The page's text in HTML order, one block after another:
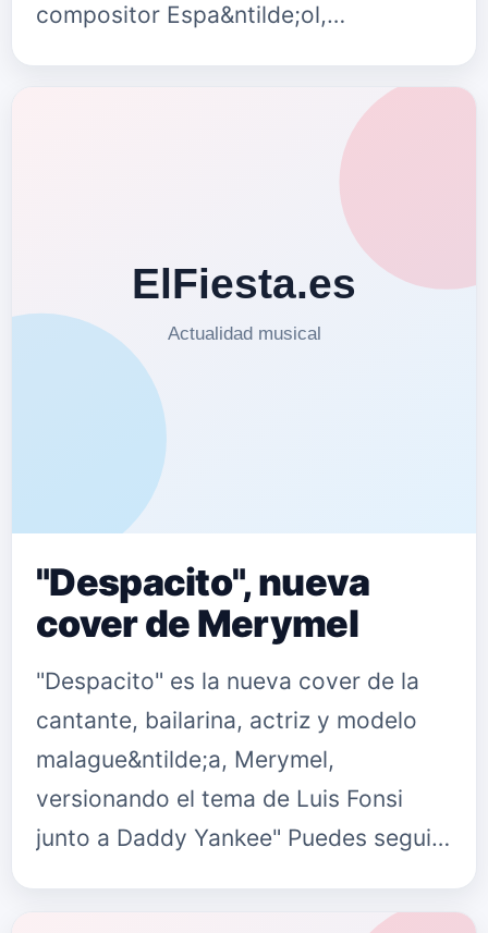
compositor Espa&ntilde;ol,
Gabriela Sep&uacute;lveda en: Su
Web www.gabrielasepulvedamus…
"Despacito", nueva
cover de Merymel
"Despacito" es la nueva cover de la
cantante, bailarina, actriz y modelo
malague&ntilde;a, Merymel,
versionando el tema de Luis Fonsi
junto a Daddy Yankee" Puedes seguir